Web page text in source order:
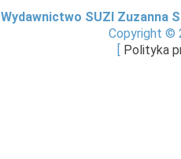
Wydawnictwo SUZI Zuzanna
Copyright ©
Polityka